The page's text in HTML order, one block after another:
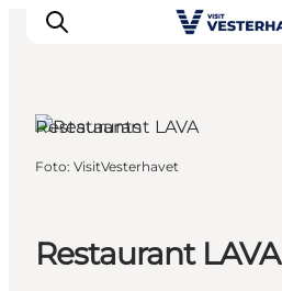
Unsere Städte
Restaurant LAVA
Restaurants
Foto: VisitVesterhavet